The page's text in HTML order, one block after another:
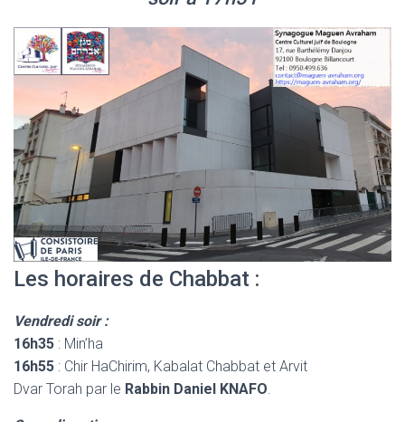
Les horaires de Chabbat :
Vendredi soir :
16h35 : Min’ha
16h55 : Chir HaChirim, Kabalat Chabbat et Arvit
Dvar Torah par le Rabbin Daniel KNAFO.